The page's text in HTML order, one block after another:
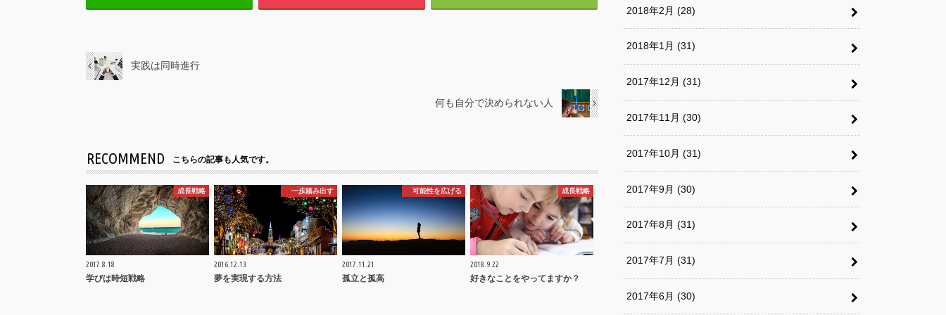
実践は同時進行
何も自分で決められない人
RECOMMEND こちらの記事も人気です。
成長戦略
2017.8.18
学びは時短戦略
一歩踏み出す
2016.12.13
夢を実現する方法
可能性を広げる
2017.11.21
孤立と孤高
成長戦略
2018.9.22
好きなことをやってますか？
2018年2月 (28)
2018年1月 (31)
2017年12月 (31)
2017年11月 (30)
2017年10月 (31)
2017年9月 (30)
2017年8月 (31)
2017年7月 (31)
2017年6月 (30)